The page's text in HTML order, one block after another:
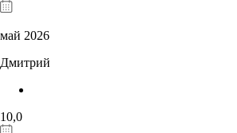
май 2026
Дмитрий
10,0